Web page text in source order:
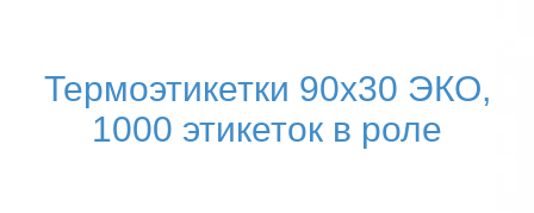
Термоэтикетки 90х30 ЭКО,
1000 этикеток в роле